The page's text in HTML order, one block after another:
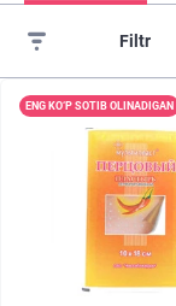
Filtr
ENG KO‘P SOTIB OLINADIGAN